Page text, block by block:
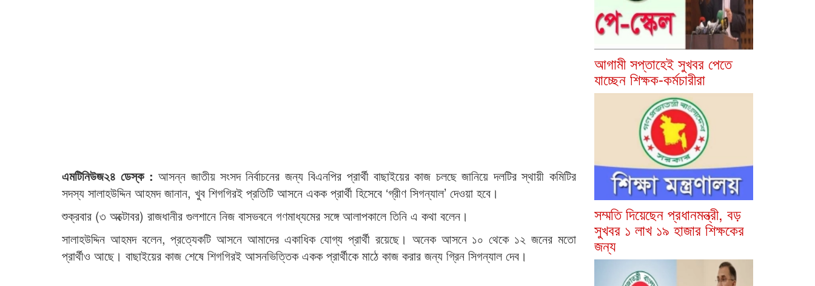
এমটিনিউজ২৪ ডেস্ক :আসন্ন জাতীয় সংসদ নির্বাচনের জন্য বিএনপির প্রার্থী বাছাইয়ের কাজ চলছে জানিয়ে দলটির স্থায়ী কমিটির
সদস্য সালাহউদ্দিন আহমদ জানান, খুব শিগগিরই প্রতিটি আসনে একক প্রার্থী হিসেবে ‘গ্রীণ সিগন্যাল’ দেওয়া হবে।
শুক্রবার (৩ অক্টোবর) রাজধানীর গুলশানে নিজ বাসভবনে গণমাধ্যমের সঙ্গে আলাপকালে তিনি এ কথা বলেন।
সালাহউদ্দিন আহমদ বলেন, প্রত্যেকটি আসনে আমাদের একাধিক যোগ্য প্রার্থী রয়েছে। অনেক আসনে ১০ থেকে ১২ জনের মতো
প্রার্থীও আছে। বাছাইয়ের কাজ শেষে শিগগিরই আসনভিত্তিক একক প্রার্থীকে মাঠে কাজ করার জন্য গ্রিন সিগন্যাল দেব।
আগামী সপ্তাহেই সুখবর পেতে
যাচ্ছেন শিক্ষক-কর্মচারীরা
সম্মতি দিয়েছেন প্রধানমন্ত্রী, বড়
সুখবর ১ লাখ ১৯ হাজার শিক্ষকের
জন্য